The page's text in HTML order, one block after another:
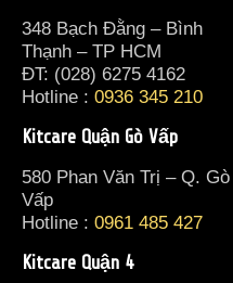
348 Bạch Đằng – Bình
Thạnh – TP HCM
ĐT: (028) 6275 4162
Hotline :0936 345 210
Kitcare Quận Gò Vấp
580 Phan Văn Trị – Q. Gò
Vấp
Hotline :0961 485 427
Kitcare Quận 4